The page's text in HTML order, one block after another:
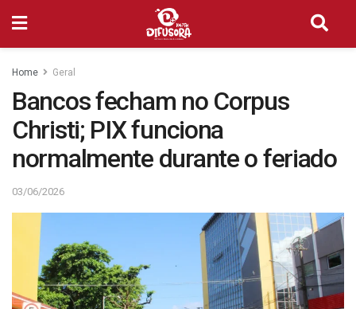
Home Geral
Bancos fecham no Corpus
Christi; PIX funciona
normalmente durante o feriado
03/06/2026